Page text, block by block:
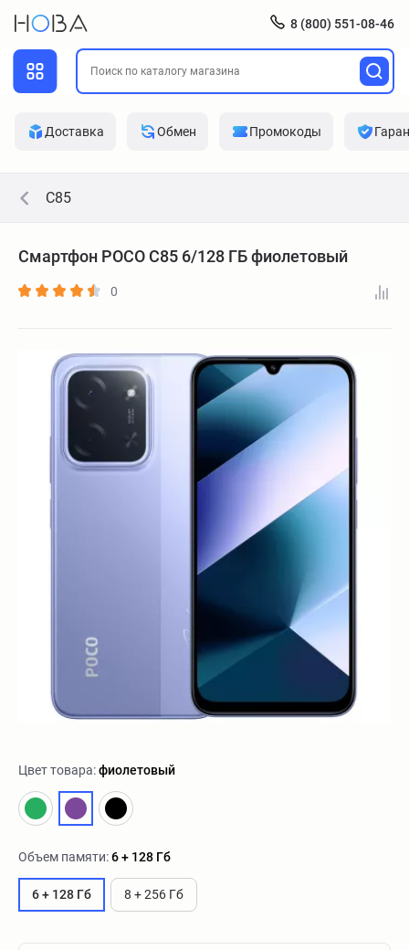
8 (800) 551-08-46
Доставка Обмен Промокоды
C85
Смартфон POCO C85 6/128 ГБ фиолетовый
0
Цвет товара:фиолетовый
Объем памяти:6 + 128 Гб
6 + 128 Гб 8 + 256 Гб